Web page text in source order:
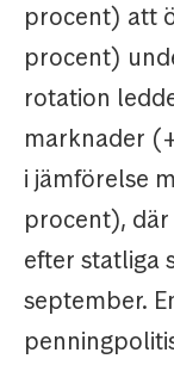
procent) att
procent)
rotation
marknader
i jämförelse
procent), där
efter statliga
september.